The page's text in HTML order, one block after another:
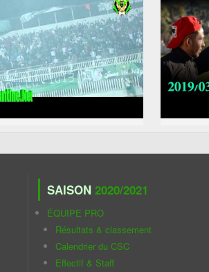
SAISON 2020/2021
ÉQUIPE PRO
Résultats & classement
Calendrier du CSC
Effectif & Staff